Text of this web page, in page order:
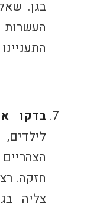
בגן.
העשרות
בדקו
חזקה.
צליה